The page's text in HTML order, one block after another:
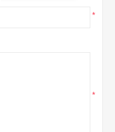
*
*